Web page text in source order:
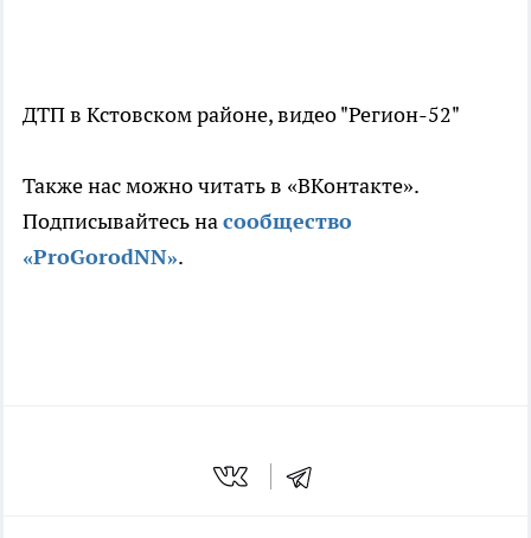
ДТП в Кстовском районе, видео "Регион-52"
Также нас можно читать в «ВКонтакте».
Подписывайтесь насообщество
«ProGorodNN».